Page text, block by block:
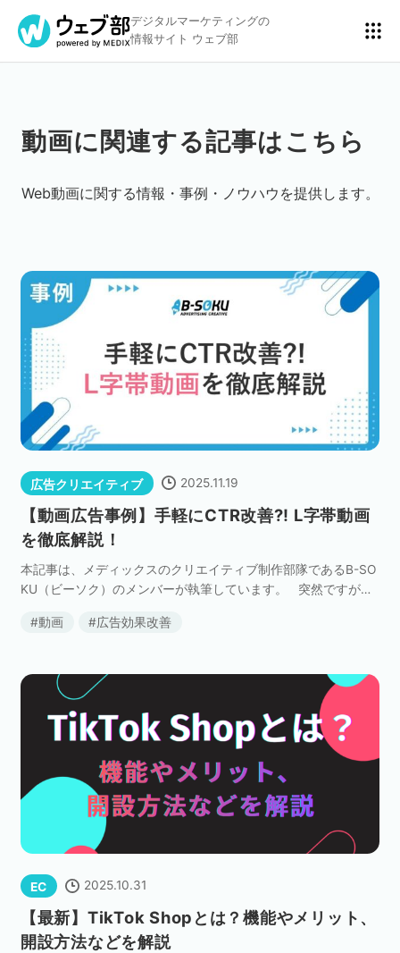
デジタルマーケティングの
情報サイト ウェブ部
リスティング広告 BtoBマーケティング
アドテクノロジー 広告クリエイティブ
Webサイト構築 EC
ネット市場調査データ フィード広告
SEO
CRM
Google Cloud／BI
実績・事例
株式会社メディックス
お問い合わせ
動画に関連する記事はこちら
Web動画に関する情報・事例・ノウハウを提供します。
広告クリエイティブ 2025.11.19
【動画広告事例】手軽にCTR改善?! L字帯動画
を徹底解説！
本記事は、メディックスのクリエイティブ制作部隊であるB-SO
KU（ビーソク）のメンバーが執筆しています。 突然ですが、
ても、なんとなく「ああいう動画 […]
動画 広告効果改善
EC 2025.10.31
【最新】TikTok Shopとは？機能やメリット、
開設方法などを解説